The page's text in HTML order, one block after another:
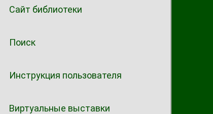
Сайт библиотеки
Поиск
Инструкция пользователя
Виртуальные выставки